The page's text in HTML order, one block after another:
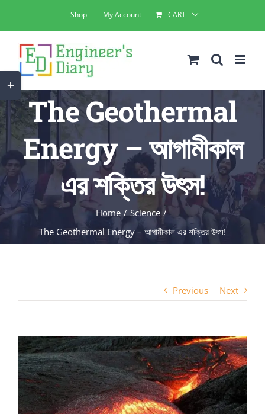
to
content
Shop My Account CART
The Geothermal
Energy – আগামীকাল
এর শক্তির উৎস!
Home
Science
The Geothermal Energy – আগামীকাল এর শক্তির উৎস!
Previous Next
View
Larger
Image
Toggle
Sliding
Bar
Area